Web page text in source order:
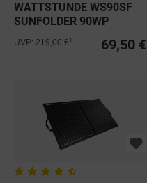
WATTSTUNDE WS90SF
SUNFOLDER 90WP
SOLARTASCHE
69,50 €
UVP: 219,00 €